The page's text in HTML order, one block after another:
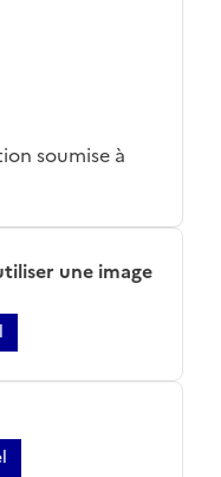
soumise à
une image